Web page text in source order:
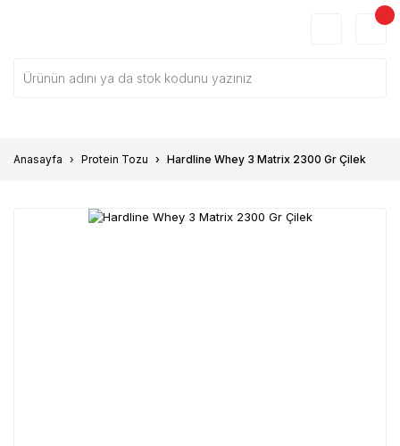
Anasayfa Protein Tozu Hardline Whey 3 Matrix 2300 Gr Çilek